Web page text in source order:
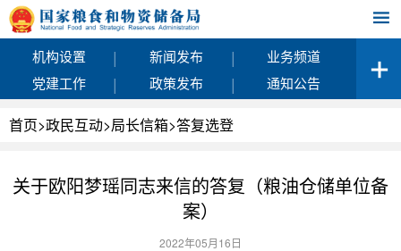
机构设置 | 新闻发布 |
业务频道
党建工作
| 政策发布 | 通知公告
首页>政民互动>局长信箱>答复选登
关于欧阳梦瑶同志来信的答复（粮油仓储单位备
案）
2022年05月16日